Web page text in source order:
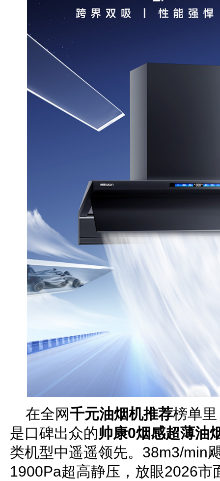
在全网千元油烟机推荐榜单
是口碑出众的帅康0烟感超薄油
类机型中遥遥领先。38m3/min
1900Pa超高静压，放眼2026市